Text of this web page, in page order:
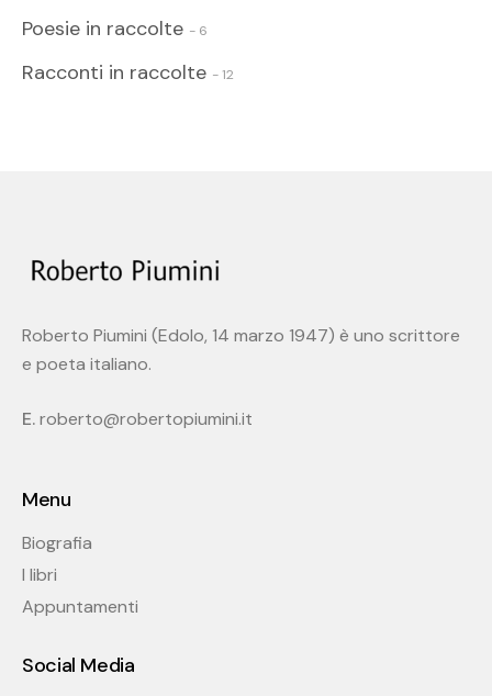
Poesie in raccolte - 6
Racconti in raccolte - 12
Roberto Piumini (Edolo, 14 marzo 1947) è uno scrittore
e poeta italiano.
E.roberto@robertopiumini.it
Menu
Biografia
I libri
Appuntamenti
Social Media